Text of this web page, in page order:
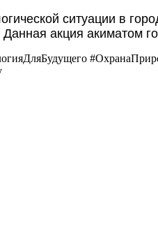
ситуации в
акция акиматом